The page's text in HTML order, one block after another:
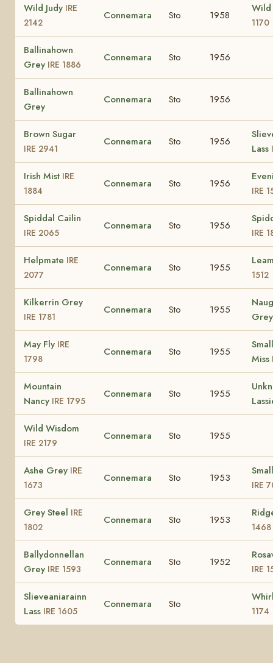
Wild Judy IRE
2142
Connemara Sto 1958
1170
Ballinahown
Grey IRE 1886
Connemara Sto 1956
Ballinahown
Grey
Connemara Sto 1956
Brown Sugar
IRE 2941
Connemara Sto 1956
Lass
Irish Mist IRE
1884
Connemara Sto 1956
IRE
Spiddal Cailin
IRE 2065
Connemara Sto 1956
IRE
Helpmate IRE
2077
Connemara Sto 1955
1512
Kilkerrin Grey
IRE 1781
Connemara Sto 1955
May Fly IRE
1798
Connemara Sto 1955
Miss
Mountain
Nancy IRE 1795
Connemara Sto 1955
Wild Wisdom
IRE 2179
Connemara Sto 1955
Ashe Grey IRE
1673
Connemara Sto 1953
IRE
Grey Steel IRE
1802
Connemara Sto 1953
1468
Ballydonnellan
Grey IRE 1593
Connemara Sto 1952
IRE
Slieveaniarainn
Lass IRE 1605
Connemara Sto
1174